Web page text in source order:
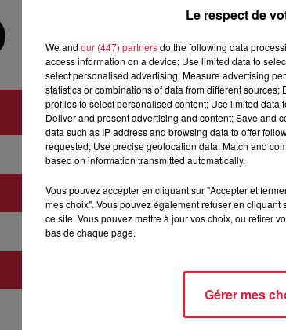
du
24 mars 2024 à 15h00
au24 mars 2024 à 18h00
CRIG
67400 Illkirch
Le respect de
We and our (447) partnersdo the following data
access information on a device; Use limited data to
select personalised advertising; Measure advertising
statistics or combinations of data from different
profiles to select personalised content; Use limited data
Deliver and present advertising and content; Save and
data such as IP address and browsing data to offer
requested; Use precise geolocation data; Match and
based on information transmitted automatically.
Vous pouvez accepter en cliquant sur "Accepter et
mes choix". Vous pouvez également refuser en
ce site. Vous pouvez mettre à jour vos choix, ou retirer
bas de chaque page.
Gérer mes